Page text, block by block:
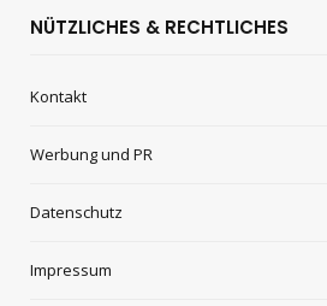
NÜTZLICHES & RECHTLICHES
Kontakt
Werbung und PR
Datenschutz
Impressum